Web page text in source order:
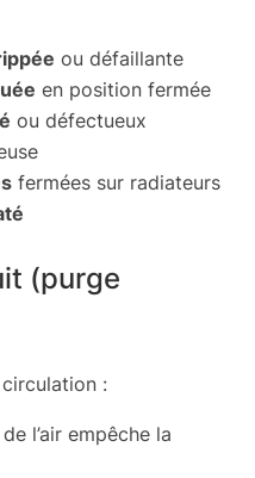
ou défaillante
en position fermée
ou défectueux
fermées sur radiateurs
(purge
circulation :
l’air empêche la